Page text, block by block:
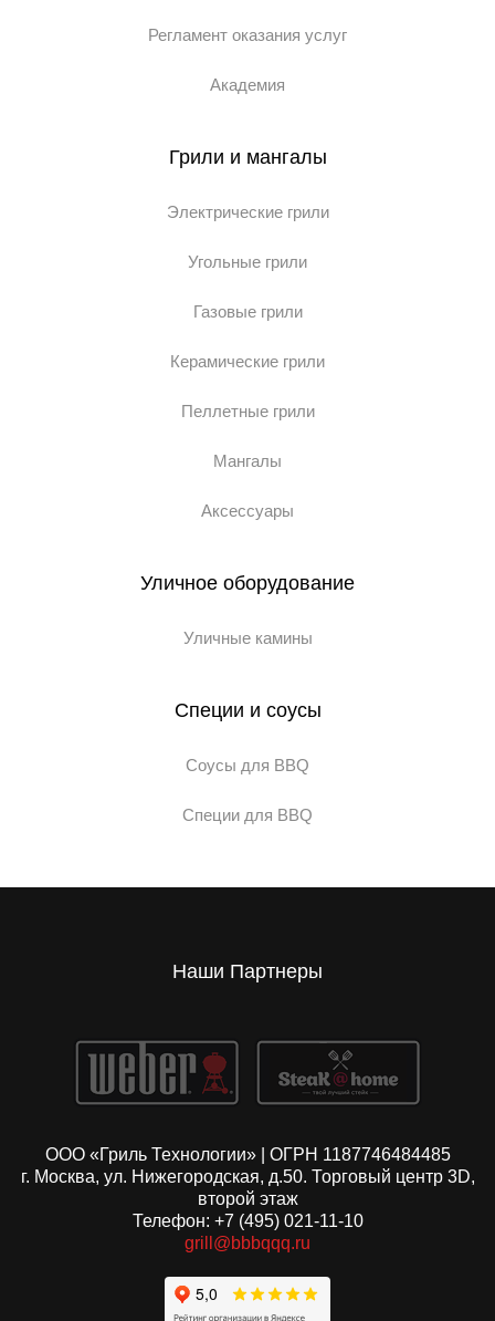
Регламент оказания услуг
Академия
Грили и мангалы
Электрические грили
Угольные грили
Газовые грили
Керамические грили
Пеллетные грили
Мангалы
Аксессуары
Уличное оборудование
Уличные камины
Специи и соусы
Соусы для BBQ
Специи для BBQ
Наши Партнеры
ООО «Гриль Технологии» | ОГРН 1187746484485
г. Москва, ул. Нижегородская, д.50. Торговый центр 3D,
второй этаж
Телефон: +7 (495) 021-11-10
grill@bbbqqq.ru